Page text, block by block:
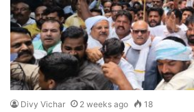
Divy Vichar 2 weeks ago 18